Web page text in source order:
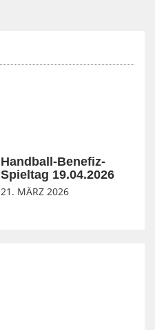
Handball-Benefiz-
Spieltag 19.04.2026
21. MÄRZ 2026